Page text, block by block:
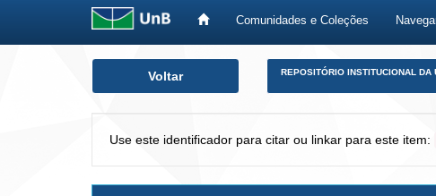
Comunidades e Coleções
Voltar REPOSITÓRIO INSTITUCIONAL DA
Use este identificador para citar ou linkar para este item: